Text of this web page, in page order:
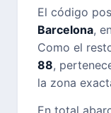
El código
Barcelona,
Como el
88,
la zona
En total